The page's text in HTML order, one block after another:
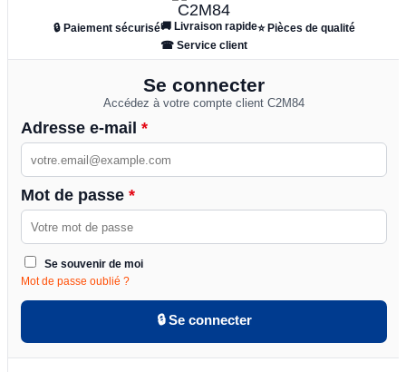
🔒 Paiement sécurisé🚚 Livraison rapide⭐ Pièces de qualité
☎ Service client
Se connecter
Accédez à votre compte client C2M84
Adresse e-mail *
Mot de passe *
Se souvenir de moi
Mot de passe oublié ?
🔒 Se connecter